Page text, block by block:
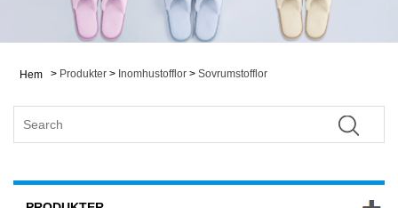
Hem > Produkter > Inomhustofflor > Sovrumstofflor